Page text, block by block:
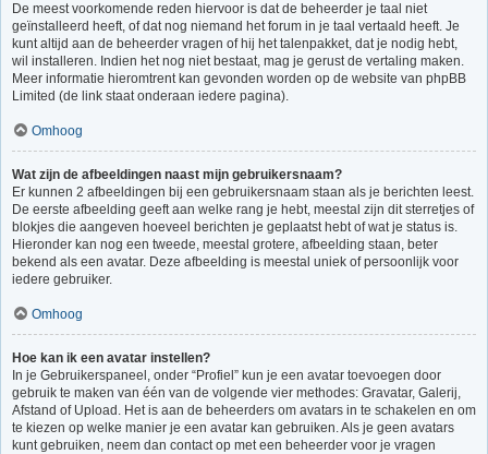
De meest voorkomende reden hiervoor is dat de beheerder je taal niet
geïnstalleerd heeft, of dat nog niemand het forum in je taal vertaald heeft. Je
kunt altijd aan de beheerder vragen of hij het talenpakket, dat je nodig hebt,
wil installeren. Indien het nog niet bestaat, mag je gerust de vertaling maken.
Meer informatie hieromtrent kan gevonden worden op de website van phpBB
Limited (de link staat onderaan iedere pagina).
Omhoog
Wat zijn de afbeeldingen naast mijn gebruikersnaam?
Er kunnen 2 afbeeldingen bij een gebruikersnaam staan als je berichten leest.
De eerste afbeelding geeft aan welke rang je hebt, meestal zijn dit sterretjes of
blokjes die aangeven hoeveel berichten je geplaatst hebt of wat je status is.
Hieronder kan nog een tweede, meestal grotere, afbeelding staan, beter
bekend als een avatar. Deze afbeelding is meestal uniek of persoonlijk voor
iedere gebruiker.
Omhoog
Hoe kan ik een avatar instellen?
In je Gebruikerspaneel, onder “Profiel” kun je een avatar toevoegen door
gebruik te maken van één van de volgende vier methodes: Gravatar, Galerij,
Afstand of Upload. Het is aan de beheerders om avatars in te schakelen en om
te kiezen op welke manier je een avatar kan gebruiken. Als je geen avatars
kunt gebruiken, neem dan contact op met een beheerder voor je vragen